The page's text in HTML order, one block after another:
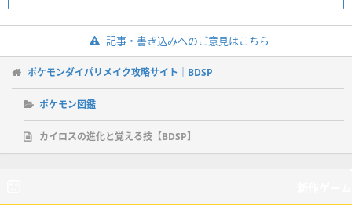
記事・書き込みへのご意見はこちら
ポケモンダイパリメイク攻略サイト｜BDSP
ポケモン図鑑
カイロスの進化と覚える技【BDSP】